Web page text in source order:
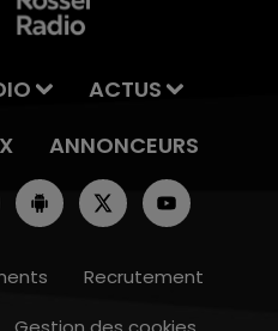
ACTUS
ANNONCEURS
Recrutement